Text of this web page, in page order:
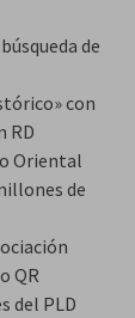
de
con
RD
Oriental
de
QR
del PLD